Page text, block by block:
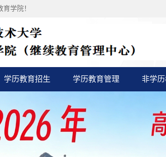
学院！
学历教育招生 学历教育管理 非学历